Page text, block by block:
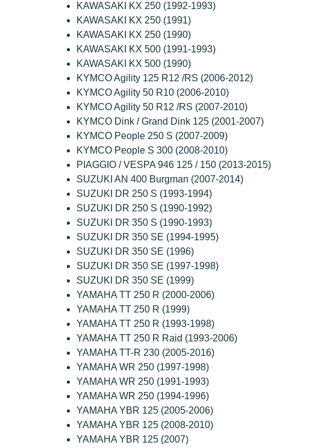
KAWASAKI KX 250 (1992-1993)
KAWASAKI KX 250 (1991)
KAWASAKI KX 250 (1990)
KAWASAKI KX 500 (1991-1993)
KAWASAKI KX 500 (1990)
KYMCO Agility 125 R12 /RS (2006-2012)
KYMCO Agility 50 R10 (2006-2010)
KYMCO Agility 50 R12 /RS (2007-2010)
KYMCO Dink / Grand Dink 125 (2001-2007)
KYMCO People 250 S (2007-2009)
KYMCO People S 300 (2008-2010)
PIAGGIO / VESPA 946 125 / 150 (2013-2015)
SUZUKI AN 400 Burgman (2007-2014)
SUZUKI DR 250 S (1993-1994)
SUZUKI DR 250 S (1990-1992)
SUZUKI DR 350 S (1990-1993)
SUZUKI DR 350 SE (1994-1995)
SUZUKI DR 350 SE (1996)
SUZUKI DR 350 SE (1997-1998)
SUZUKI DR 350 SE (1999)
YAMAHA TT 250 R (2000-2006)
YAMAHA TT 250 R (1999)
YAMAHA TT 250 R (1993-1998)
YAMAHA TT 250 R Raid (1993-2006)
YAMAHA TT-R 230 (2005-2016)
YAMAHA WR 250 (1997-1998)
YAMAHA WR 250 (1991-1993)
YAMAHA WR 250 (1994-1996)
YAMAHA YBR 125 (2005-2006)
YAMAHA YBR 125 (2008-2010)
YAMAHA YBR 125 (2007)